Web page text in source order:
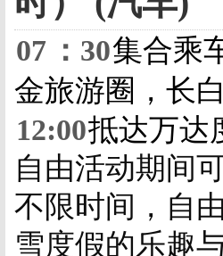
07 ： 30集合乘
金旅游圈，长
12:00抵达万达
自由活动期间
不限时间，自
雪度假的乐趣